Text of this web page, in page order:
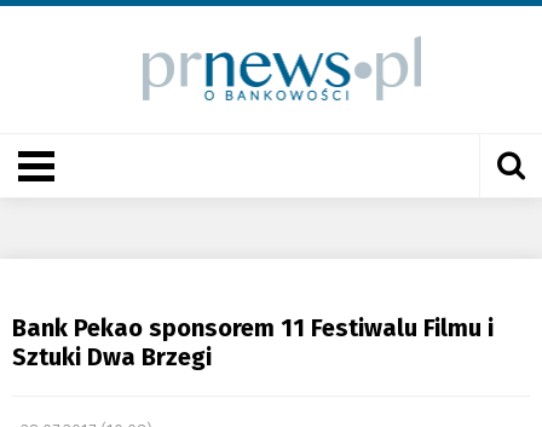
Bank Pekao sponsorem 11 Festiwalu Filmu i
Sztuki Dwa Brzegi